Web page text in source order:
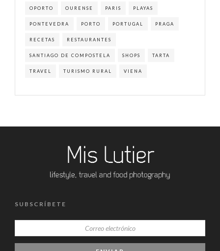
OPORTO OURENSE PARIS PLAYAS
PONTEVEDRA PORTO PORTUGAL PRAGA
RECETAS RESTAURANTES
SANTIAGO DE COMPOSTELA SHOPS TARTA
TRAVEL TURISMO RURAL VIENA
SUBSCRÍBETE